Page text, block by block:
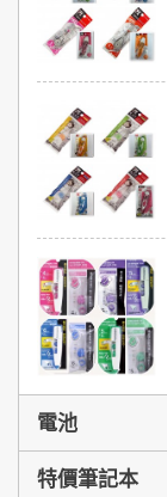
電池
特價筆記本